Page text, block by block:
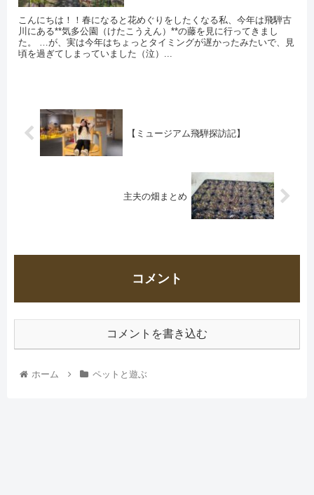
こんにちは！！春になると花めぐりをしたくなる私、今年は飛騨古
川にある**気多公園（けたこうえん）**の藤を見に行ってきまし
た。 …が、実は今年はちょっとタイミングが遅かったみたいで、見
頃を過ぎてしまっていました（泣）...
【ミュージアム飛騨探訪記】
主夫の畑まとめ
コメント
コメントを書き込む
ホーム ペットと遊ぶ